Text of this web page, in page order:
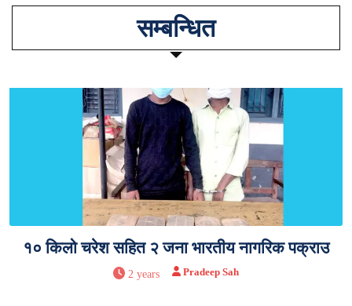
सम्बन्धित
१० किलो चरेश सहित २ जना भारतीय नागरिक पक्राउ
2 years Pradeep Sah